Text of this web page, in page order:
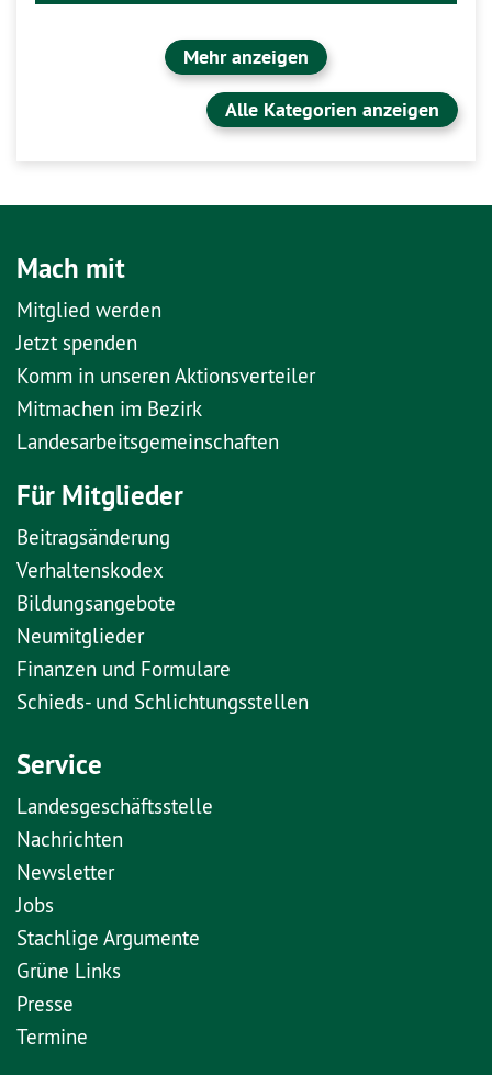
Mehr anzeigen
Alle Kategorien anzeigen
Mach mit
Mitglied werden
Jetzt spenden
Komm in unseren Aktionsverteiler
Mitmachen im Bezirk
Landesarbeitsgemeinschaften
Für Mitglieder
Beitragsänderung
Verhaltenskodex
Bildungsangebote
Neumitglieder
Finanzen und Formulare
Schieds- und Schlichtungsstellen
Service
Landesgeschäftsstelle
Nachrichten
Newsletter
Jobs
Stachlige Argumente
Grüne Links
Presse
Termine